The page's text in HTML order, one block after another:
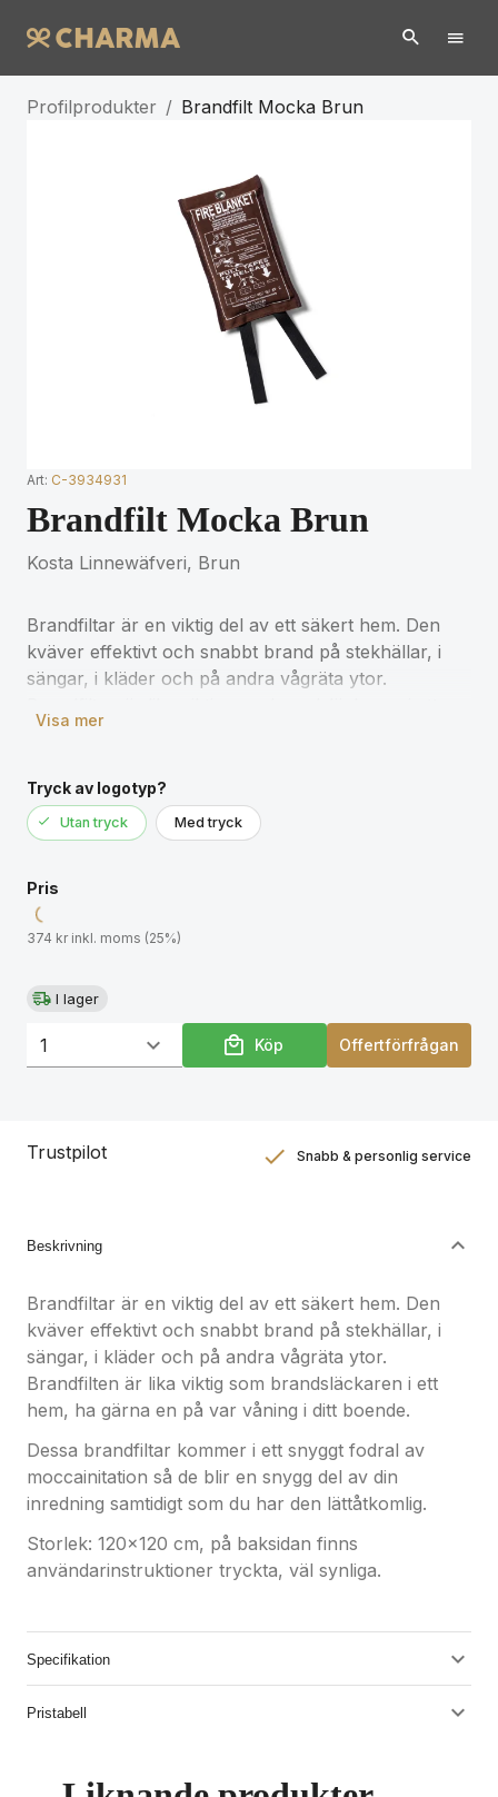
Profilprodukter / Brandfilt Mocka Brun
Art: C-3934931
Brandfilt Mocka Brun
Kosta Linnewäfveri, Brun
Brandfiltar är en viktig del av ett säkert hem. Den
kväver effektivt och snabbt brand på stekhällar, i
sängar, i kläder och på andra vågräta ytor.
hem, ha gärna en på var våning i ditt boende.
Dessa brandfiltar kommer i ett snyggt fodral av
moccainitation så de blir en snygg del av din
inredning samtidigt som du har den lättåtkomlig.
Storlek: 120x120 cm, på baksidan finns
användarinstruktioner tryckta, väl synliga.
Visa mer
Tryck av logotyp?
Utan tryck Med tryck
Pris
374 kr inkl. moms (25%)
I lager
Köp Offertförfrågan
Trustpilot Snabb & personlig service
Beskrivning
Brandfiltar är en viktig del av ett säkert hem. Den
kväver effektivt och snabbt brand på stekhällar, i
sängar, i kläder och på andra vågräta ytor.
Brandfilten är lika viktig som brandsläckaren i ett
hem, ha gärna en på var våning i ditt boende.
Dessa brandfiltar kommer i ett snyggt fodral av
moccainitation så de blir en snygg del av din
inredning samtidigt som du har den lättåtkomlig.
Storlek: 120x120 cm, på baksidan finns
användarinstruktioner tryckta, väl synliga.
Specifikation
Pristabell